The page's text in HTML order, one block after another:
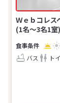
Ｗｅｂコレ
(1名～3名1室)
バス
ト